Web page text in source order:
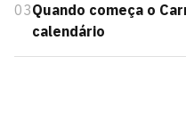
03Quando começa o
calendário